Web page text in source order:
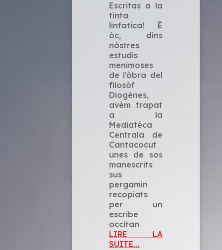
Escritas a la
tinta
linfatica! Ê
òc, dins
nòstres
estudis
menimoses
de l’òbra del
filosòf
Diogènes,
avèm trapat
a la
Mediatèca
Centrala de
Cantacocut
unes de sos
manescrits
sus
pergamin
recopiats
per un
escribe
occitan
LIRE LA
SUITE...